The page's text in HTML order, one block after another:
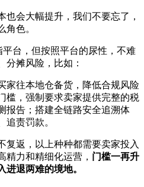
也会大幅提升，我们不要忘了，
角色。
平台，但按照平台的尿性，不难
分摊风险，比如：
家往本地仓备货，降低合规风险
槛，强制要求卖家提供完整的税
报告；搭建全链路安全追溯体
追责罚款。
复返，以上种种都需要卖家投入
精力和精细化运营， 门槛一再升
进退两难的境地。